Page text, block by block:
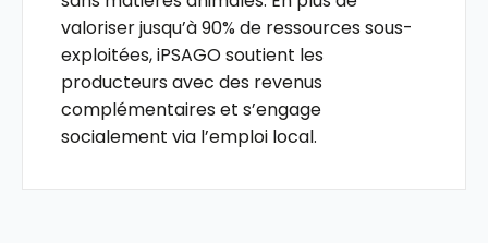
valoriser jusqu’à 90% de ressources sous-
exploitées, iPSAGO soutient les
producteurs avec des revenus
complémentaires et s’engage
socialement via l’emploi local.